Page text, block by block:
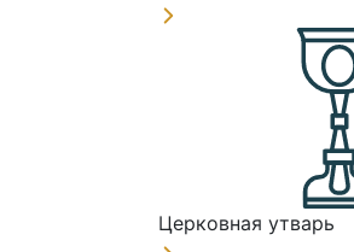
Церковная утварь